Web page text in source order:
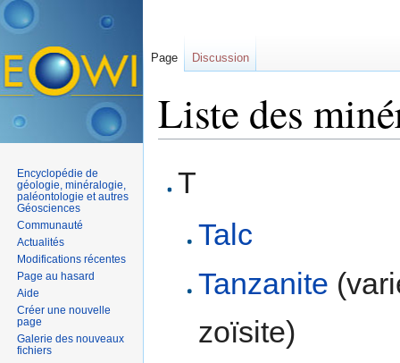
Liste des
T
Talc
Tanzanite
zoïsite)
Page Discussion
Encyclopédie de
géologie, minéralogie,
paléontologie et autres
Géosciences
Communauté
Actualités
Modifications récentes
Page au hasard
Aide
Créer une nouvelle
page
Galerie des nouveaux
fichiers